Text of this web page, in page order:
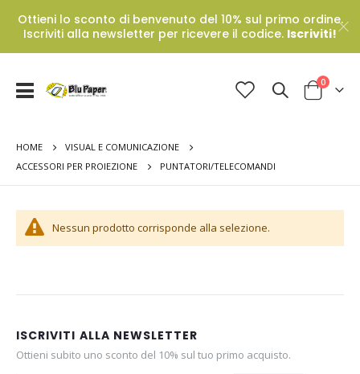
Ottieni lo sconto di benvenuto del 10% sul primo ordine.
Iscriviti alla newsletter per ricevere il codice. Iscriviti!
Toggle
Cart
0Prodotti
HOME
VISUAL E COMUNICAZIONE
ACCESSORI PER PROIEZIONE
PUNTATORI/TELECOMANDI
Nessun prodotto corrisponde alla selezione.
ISCRIVITI ALLA NEWSLETTER
Ottieni subito uno sconto del 10% sul tuo primo acquisto.